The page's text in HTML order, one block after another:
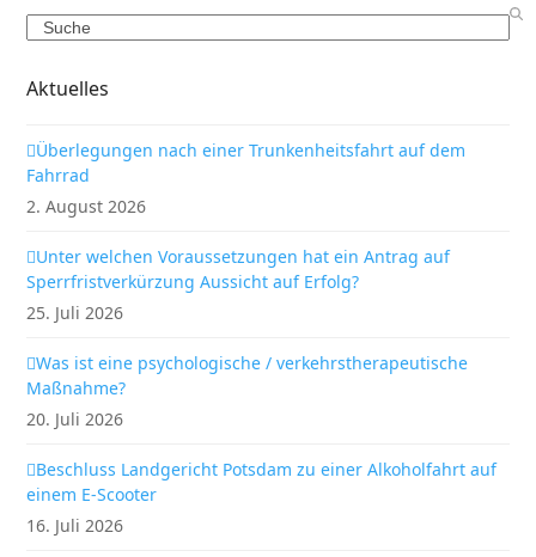
Search
Aktuelles
Überlegungen nach einer Trunkenheitsfahrt auf dem
Fahrrad
2. August 2026
Unter welchen Voraussetzungen hat ein Antrag auf
Sperrfristverkürzung Aussicht auf Erfolg?
25. Juli 2026
Was ist eine psychologische / verkehrstherapeutische
Maßnahme?
20. Juli 2026
Beschluss Landgericht Potsdam zu einer Alkoholfahrt auf
einem E-Scooter
16. Juli 2026